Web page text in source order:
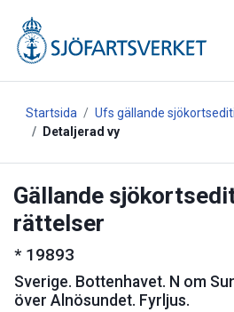
Startsida
Ufs gällande
Detaljerad vy
Gällande
rättelser
* 19893
Sverige. Bottenhavet. N om
över Alnösundet. Fyrljus.